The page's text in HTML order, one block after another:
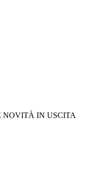
NOVITÀ IN USCITA